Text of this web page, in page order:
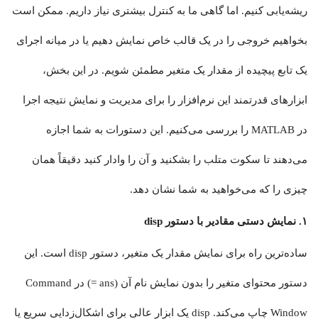
ریشه‌یابی کنیم. اما گاهی ما به کنترل بیشتری نیاز داریم. ممکن است
بخواهیم خروجی را در یک قالب خاص نمایش دهیم یا در میانه اجرای
یک تابع پیچیده از مقدار یک متغیر مطمئن شویم. در این بخش،
ابزارهای قدرتمند این نرم‌افزار را برای مدیریت و نمایش نتیجه اجرا
در MATLAB را بررسی می‌کنیم. این دستورات به شما اجازه
می‌دهند تا سکوت متلب را بشکنید و آن را وادار کنید دقیقاً همان
چیزی را که می‌خواهید به شما نشان دهد.
۱. نمایش دستی مقادیر با دستور disp
ساده‌ترین راه برای نمایش مقدار یک متغیر، دستور disp است. این
دستور محتوای متغیر را بدون نمایش نام آن (ans =) در Command
Window چاپ می‌کند. disp یک ابزار عالی برای اشکال‌زدایی سریع یا